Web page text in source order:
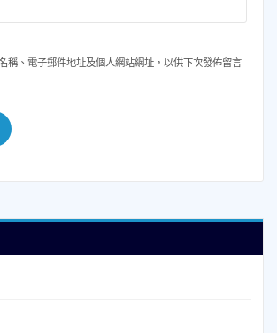
稱、電子郵件地址及個人網站網址，以供下次發佈留言